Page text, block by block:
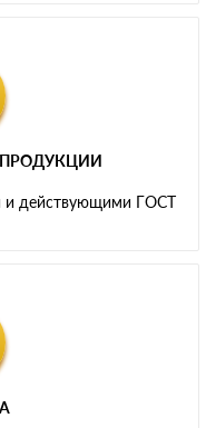
и действующими ГОСТ